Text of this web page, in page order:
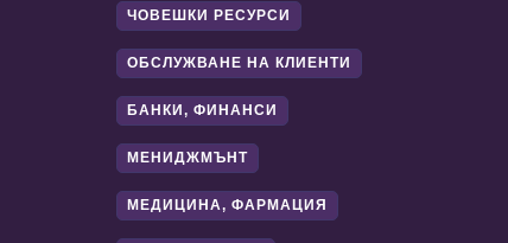
ЧОВЕШКИ РЕСУРСИ
ОБСЛУЖВАНЕ НА КЛИЕНТИ
БАНКИ, ФИНАНСИ
МЕНИДЖМЪНТ
МЕДИЦИНА, ФАРМАЦИЯ